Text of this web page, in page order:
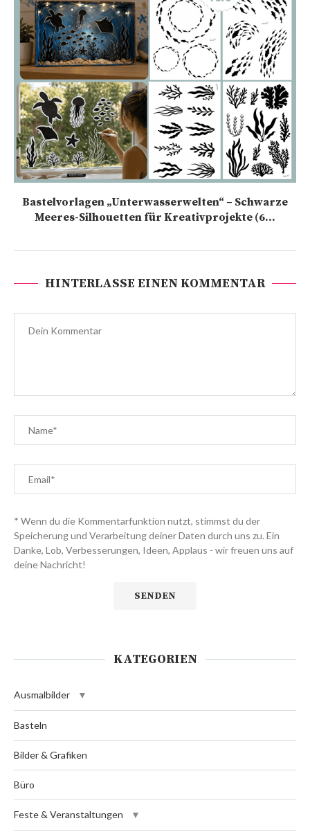
Bastelvorlagen „Unterwasserwelten“ – Schwarze
Meeres-Silhouetten für Kreativprojekte (6...
HINTERLASSE EINEN KOMMENTAR
* Wenn du die Kommentarfunktion nutzt, stimmst du der
Speicherung und Verarbeitung deiner Daten durch uns zu. Ein
Danke, Lob, Verbesserungen, Ideen, Applaus - wir freuen uns auf
deine Nachricht!
KATEGORIEN
Ausmalbilder
Basteln
Bilder & Grafiken
Büro
Feste & Veranstaltungen